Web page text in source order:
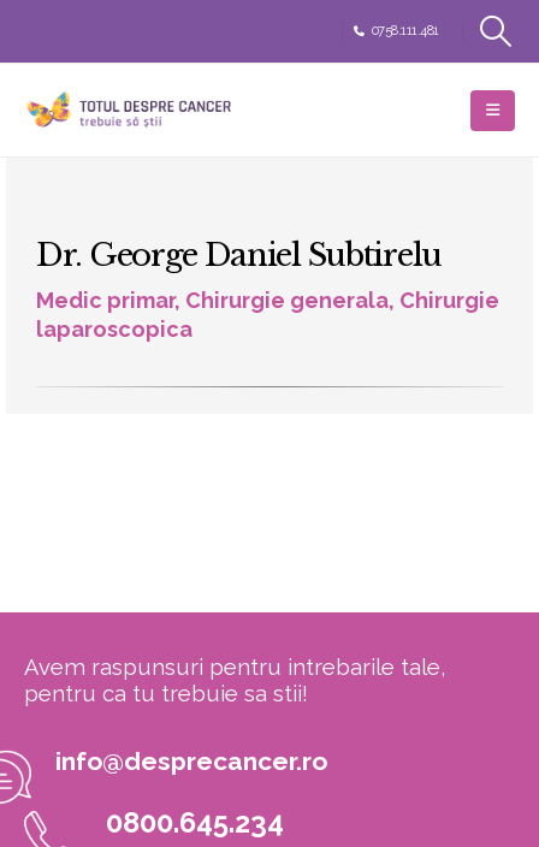
0758.111.481
Dr. George Daniel Subtirelu
Medic primar, Chirurgie generala, Chirurgie
laparoscopica
Avem raspunsuri pentru intrebarile tale,
pentru ca tu trebuie sa stii!
info@desprecancer.ro
0800.645.234